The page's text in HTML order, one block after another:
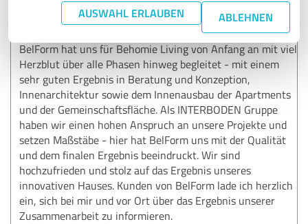
AUSWAHL ERLAUBEN ABLEHNEN
SEHR GUT Empfehlung
BelForm hat uns für Behomie Living von Anfang an mit viel
Herzblut über alle Phasen hinweg begleitet - mit einem
sehr guten Ergebnis in Beratung und Konzeption,
Innenarchitektur sowie dem Innenausbau der Apartments
und der Gemeinschaftsfläche. Als INTERBODEN Gruppe
haben wir einen hohen Anspruch an unsere Projekte und
setzen Maßstäbe - hier hat BelForm uns mit der Qualität
und dem finalen Ergebnis beeindruckt. Wir sind
hochzufrieden und stolz auf das Ergebnis unseres
innovativen Hauses. Kunden von BelForm lade ich herzlich
ein, sich bei mir und vor Ort über das Ergebnis unserer
Zusammenarbeit zu informieren.